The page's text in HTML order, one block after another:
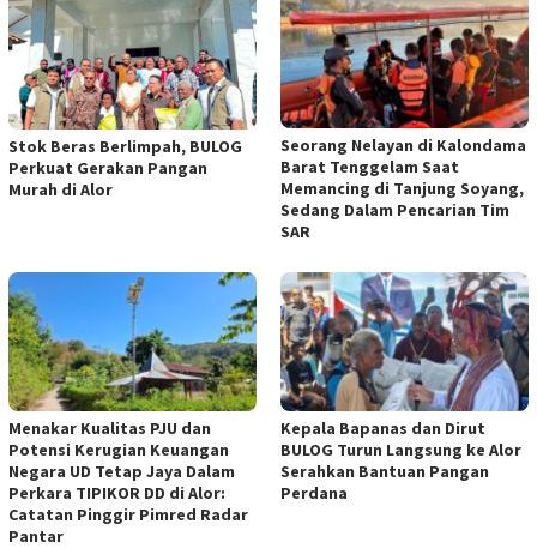
Stok Beras Berlimpah, BULOG
Perkuat Gerakan Pangan
Murah di Alor
Seorang Nelayan di Kalondama
Barat Tenggelam Saat
Memancing di Tanjung Soyang,
Sedang Dalam Pencarian Tim
SAR
Menakar Kualitas PJU dan
Potensi Kerugian Keuangan
Negara UD Tetap Jaya Dalam
Perkara TIPIKOR DD di Alor:
Catatan Pinggir Pimred Radar
Pantar
Kepala Bapanas dan Dirut
BULOG Turun Langsung ke Alor
Serahkan Bantuan Pangan
Perdana